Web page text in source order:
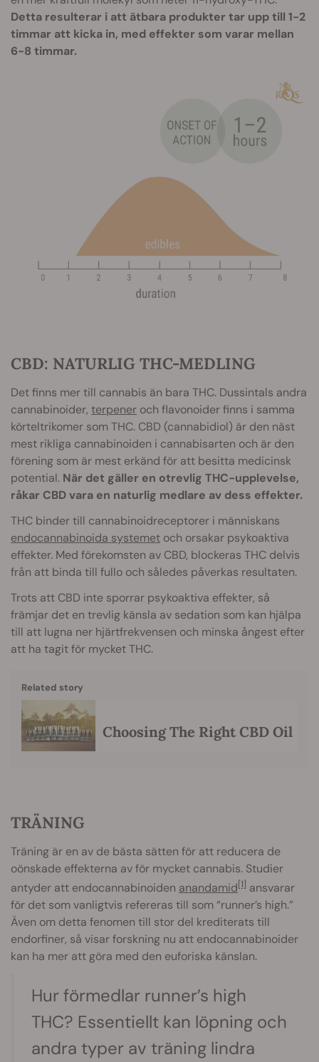
Detta resulterar i att ätbara produkter tar upp till 1-2
timmar att kicka in, med effekter som varar mellan
6-8 timmar.
CBD: NATURLIG THC-MEDLING
Det finns mer till cannabis än bara THC. Dussintals andra
cannabinoider, terpener och flavonoider finns i samma
körteltrikomer som THC. CBD (cannabidiol) är den näst
mest rikliga cannabinoiden i cannabisarten och är den
förening som är mest erkänd för att besitta medicinsk
potential. När det gäller en otrevlig THC-upplevelse,
råkar CBD vara en naturlig medlare av dess effekter.
THC binder till cannabinoidreceptorer i människans
endocannabinoida systemet och orsakar psykoaktiva
effekter. Med förekomsten av CBD, blockeras THC delvis
från att binda till fullo och således påverkas resultaten.
Trots att CBD inte sporrar psykoaktiva effekter, så
främjar det en trevlig känsla av sedation som kan hjälpa
till att lugna ner hjärtfrekvensen och minska ångest efter
att ha tagit för mycket THC.
Related story
Choosing The Right CBD Oil
TRÄNING
Träning är en av de bästa sätten för att reducera de
oönskade effekterna av för mycket cannabis. Studier
antyder att endocannabinoiden anandamid[1] ansvarar
för det som vanligtvis refereras till som “runner’s high.”
Även om detta fenomen till stor del krediterats till
endorfiner, så visar forskning nu att endocannabinoider
kan ha mer att göra med den euforiska känslan.
Hur förmedlar runner’s high
THC? Essentiellt kan löpning och
andra typer av träning lindra